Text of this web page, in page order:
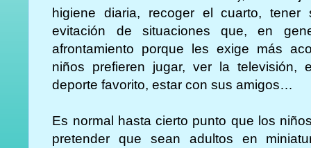
higiene diaria, recoger el cuarto,
evitación de situaciones que, en
afrontamiento porque les exige más
niños prefieren jugar, ver la televisión,
deporte favorito, estar con sus amigos…
Es normal hasta cierto punto que los
pretender que sean adultos en